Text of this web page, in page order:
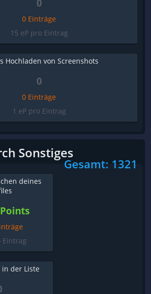
0
0 Einträge
15 eP pro Eintrag
Hochladen von Screenshots
0
0 Einträge
1 eP pro Eintrag
Sonstiges
Gesamt: 1321
deines
Eintrag
der Liste